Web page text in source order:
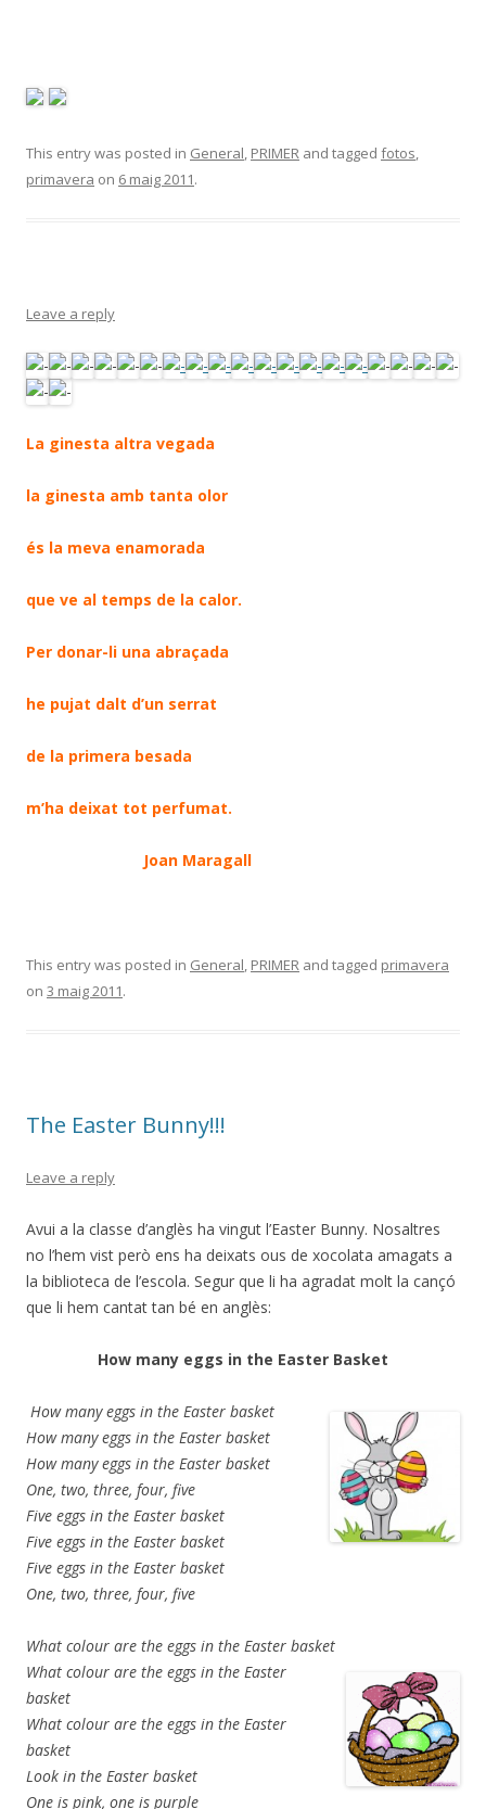
This entry was posted in General, PRIMER and tagged fotos,
primavera on 6 maig 2011.
Leave a reply
La ginesta altra vegada
la ginesta amb tanta olor
és la meva enamorada
que ve al temps de la calor.
Per donar-li una abraçada
he pujat dalt d’un serrat
de la primera besada
m’ha deixat tot perfumat.
Joan Maragall
This entry was posted in General, PRIMER and tagged primavera
on 3 maig 2011.
The Easter Bunny!!!
Leave a reply
Avui a la classe d’anglès ha vingut l’Easter Bunny. Nosaltres
no l’hem vist però ens ha deixats ous de xocolata amagats a
la biblioteca de l’escola. Segur que li ha agradat molt la cançó
que li hem cantat tan bé en anglès:
How many eggs in the Easter Basket
How many eggs in the Easter basket
How many eggs in the Easter basket
How many eggs in the Easter basket
One, two, three, four, five
Five eggs in the Easter basket
Five eggs in the Easter basket
Five eggs in the Easter basket
One, two, three, four, five
What colour are the eggs in the Easter basket
What colour are the eggs in the Easter
basket
What colour are the eggs in the Easter
basket
Look in the Easter basket
One is pink, one is purple